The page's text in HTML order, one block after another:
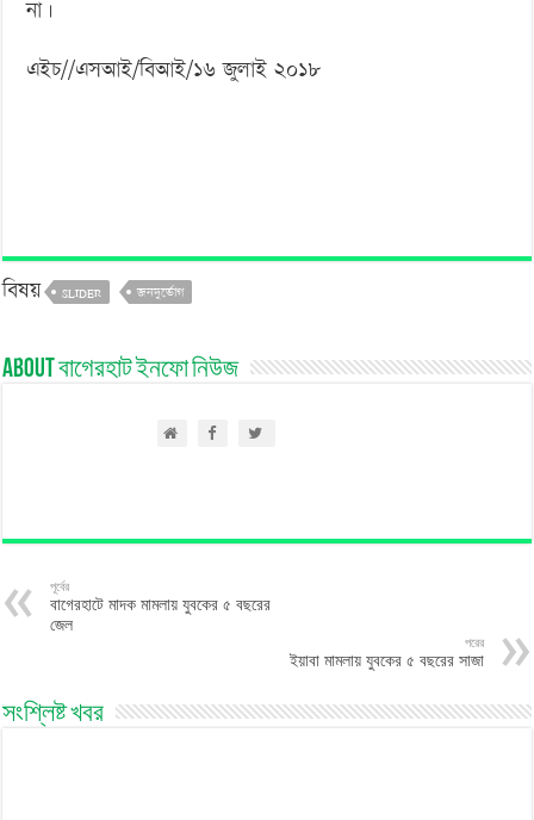
না।
এইচ//এসআই/বিআই/১৬ জুলাই ২০১৮
বিষয় SLIDER জনদুর্ভোগ
About বাগেরহাট ইনফো নিউজ
পূর্বের
বাগেরহাটে মাদক মামলায় যুবকের ৫ বছরের
জেল
পরের
ইয়াবা মামলায় যুবকের ৫ বছরের সাজা
সংশ্লিষ্ট খবর